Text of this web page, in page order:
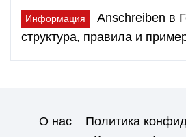
Информация
Anschreiben в
структура, правила и
О нас
Политика